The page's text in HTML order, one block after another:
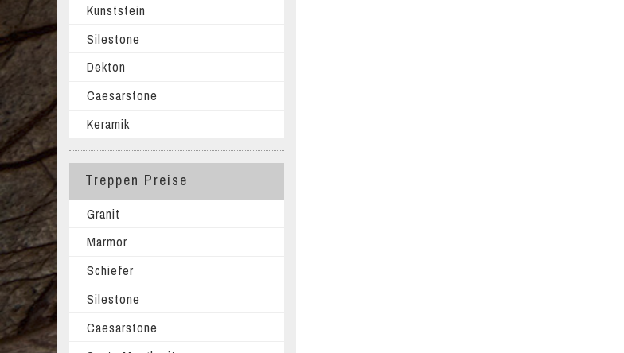
Kunststein
Silestone
Dekton
Caesarstone
Keramik
Treppen Preise
Granit
Marmor
Schiefer
Silestone
Caesarstone